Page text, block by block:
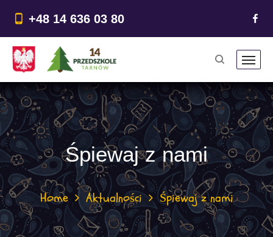
treści
+48 14 636 03 80
Śpiewaj z nami
Home Aktualności Śpiewaj z nami